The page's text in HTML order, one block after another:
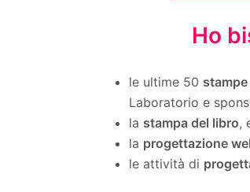
Ho
le ultime 50
Laboratorio e
la stampa del libro,
la progettazione
le attività di